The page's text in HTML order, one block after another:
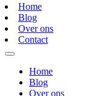
Home
Blog
Over ons
Contact
Home
Blog
Over ons